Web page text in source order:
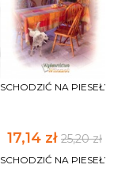
SCHODZIĆ NA PIESEŁY
17,14 zł 25,20 zł
SCHODZIĆ NA PIESEŁY